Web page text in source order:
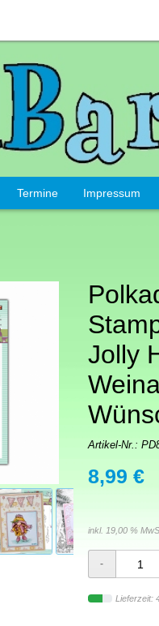
Termine Impressum
Jolly
Artikel-Nr.:
8,99 €
inkl. 19,00 %
Lieferzeit: